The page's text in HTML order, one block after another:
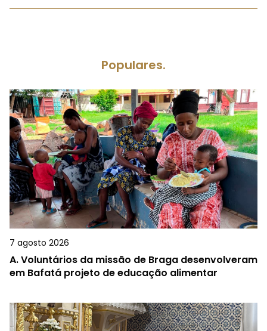
Populares.
7 agosto 2026
A.Voluntários da missão de Braga desenvolveram
em Bafatá projeto de educação alimentar